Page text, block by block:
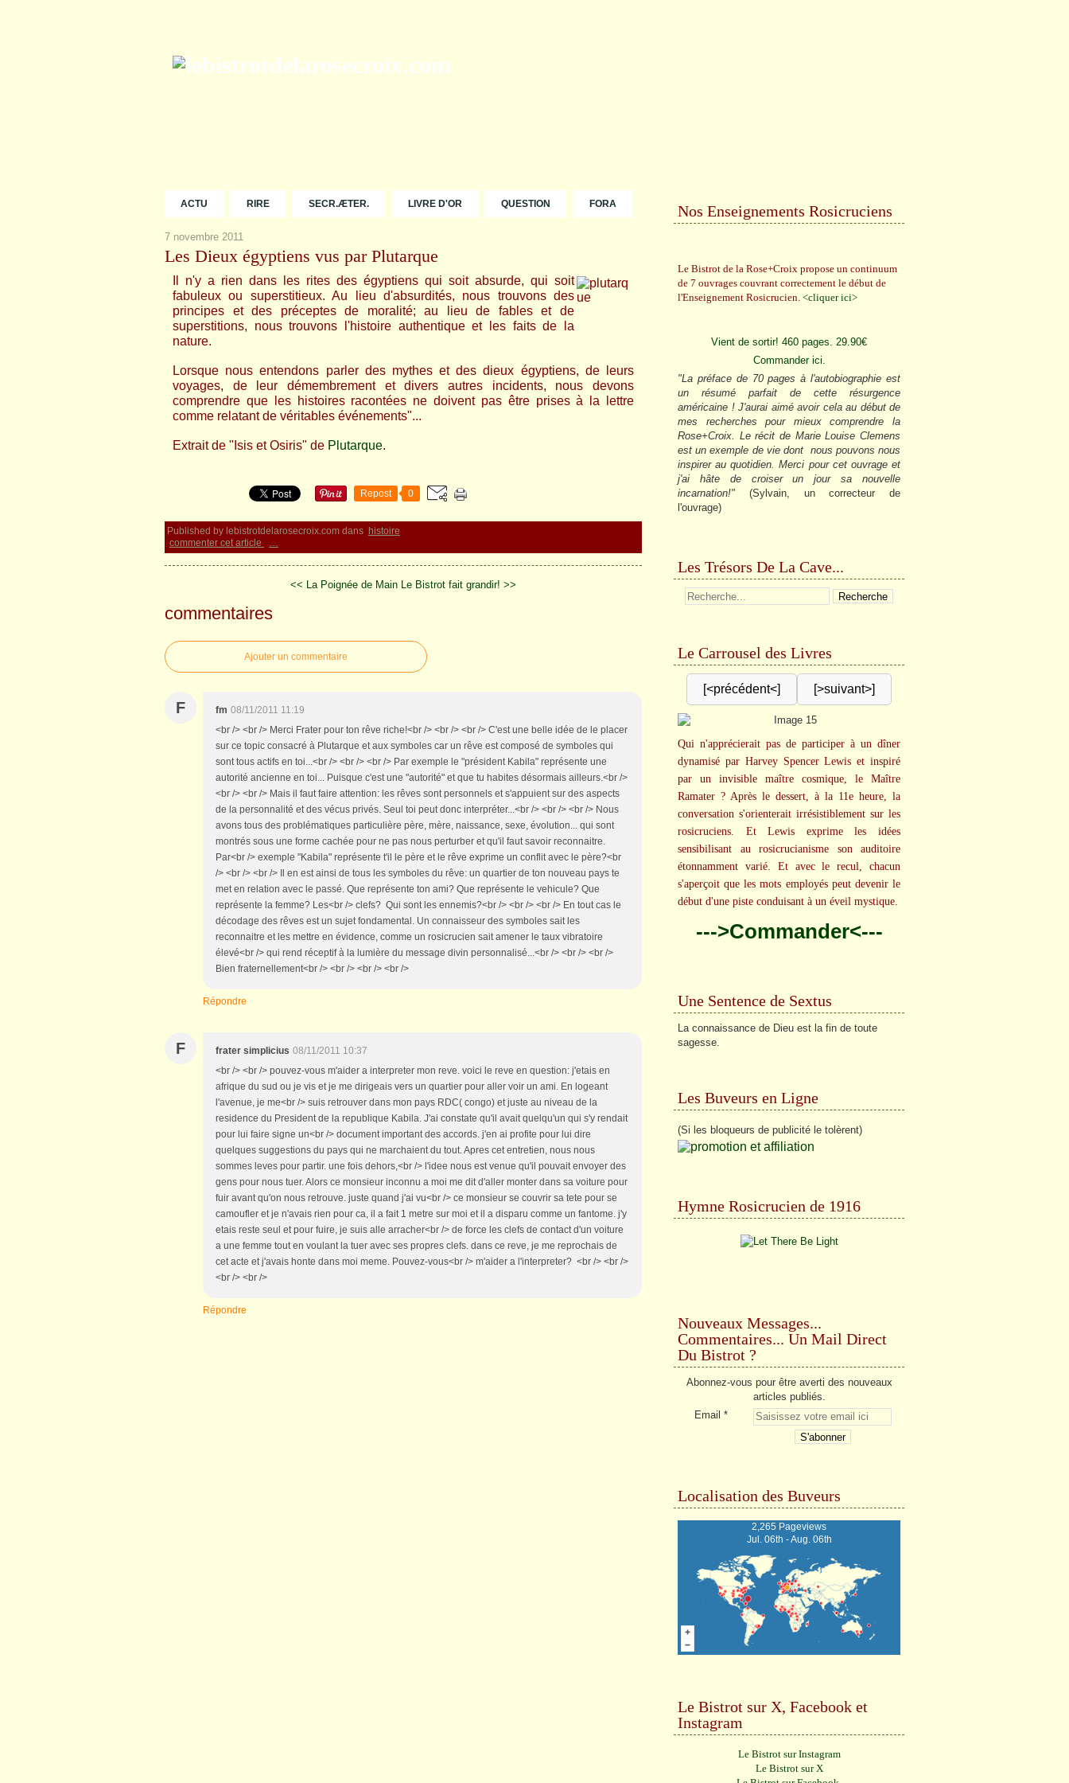
ACTU RIRE SECR.ÆTER. LIVRE D'OR QUESTION FORA
7 novembre 2011
Les Dieux égyptiens vus par Plutarque
Il n'y a rien dans les rites des égyptiens qui soit absurde, qui soit
fabuleux ou superstitieux. Au lieu d'absurdités, nous trouvons des
principes et des préceptes de moralité; au lieu de fables et de
superstitions, nous trouvons l'histoire authentique et les faits de la
nature.
Lorsque nous entendons parler des mythes et des dieux égyptiens, de leurs
voyages, de leur démembrement et divers autres incidents, nous devons
comprendre que les histoires racontées ne doivent pas être prises à la lettre
comme relatant de véritables événements"...
Extrait de "Isis et Osiris" de Plutarque.
Repost 0
Published by lebistrotdelarosecroix.com dans histoire
commenter cet article
…
<< La Poignée de Main Le Bistrot fait grandir! >>
commentaires
Ajouter un commentaire
F fm 08/11/2011 11:19
<br /> <br /> Merci Frater pour ton rêve riche!<br /> <br /> <br /> C'est une belle idée de le placer
sur ce topic consacré à Plutarque et aux symboles car un rêve est composé de symboles qui
sont tous actifs en toi...<br /> <br /> <br /> Par exemple le "président Kabila" représente une
autorité ancienne en toi... Puisque c'est une "autorité" et que tu habites désormais ailleurs.<br />
<br /> <br /> Mais il faut faire attention: les rêves sont personnels et s'appuient sur des aspects
de la personnalité et des vécus privés. Seul toi peut donc interpréter...<br /> <br /> <br /> Nous
avons tous des problématiques particulière père, mère, naissance, sexe, évolution... qui sont
montrés sous une forme cachée pour ne pas nous perturber et qu'il faut savoir reconnaitre.
Par<br /> exemple "Kabila" représente t'il le père et le rêve exprime un conflit avec le père?<br
/> <br /> <br /> Il en est ainsi de tous les symboles du rêve: un quartier de ton nouveau pays te
met en relation avec le passé. Que représente ton ami? Que représente le vehicule? Que
représente la femme? Les<br /> clefs? Qui sont les ennemis?<br /> <br /> <br /> En tout cas le
décodage des rêves est un sujet fondamental. Un connaisseur des symboles sait les
reconnaitre et les mettre en évidence, comme un rosicrucien sait amener le taux vibratoire
élevé<br /> qui rend réceptif à la lumière du message divin personnalisé...<br /> <br /> <br />
Bien fraternellement<br /> <br /> <br /> <br />
Répondre
F frater simplicius 08/11/2011 10:37
<br /> <br /> pouvez-vous m'aider a interpreter mon reve. voici le reve en question: j'etais en
afrique du sud ou je vis et je me dirigeais vers un quartier pour aller voir un ami. En logeant
l'avenue, je me<br /> suis retrouver dans mon pays RDC( congo) et juste au niveau de la
residence du President de la republique Kabila. J'ai constate qu'il avait quelqu'un qui s'y rendait
pour lui faire signe un<br /> document important des accords. j'en ai profite pour lui dire
quelques suggestions du pays qui ne marchaient du tout. Apres cet entretien, nous nous
sommes leves pour partir. une fois dehors,<br /> l'idee nous est venue qu'il pouvait envoyer des
gens pour nous tuer. Alors ce monsieur inconnu a moi me dit d'aller monter dans sa voiture pour
fuir avant qu'on nous retrouve. juste quand j'ai vu<br /> ce monsieur se couvrir sa tete pour se
camoufler et je n'avais rien pour ca, il a fait 1 metre sur moi et il a disparu comme un fantome. j'y
etais reste seul et pour fuire, je suis alle arracher<br /> de force les clefs de contact d'un voiture
a une femme tout en voulant la tuer avec ses propres clefs. dans ce reve, je me reprochais de
cet acte et j'avais honte dans moi meme. Pouvez-vous<br /> m'aider a l'interpreter? <br /> <br />
<br /> <br />
Répondre
Nos Enseignements Rosicruciens
Le Bistrot de la Rose+Croix propose un continuum
de 7 ouvrages couvrant correctement le début de
l'Enseignement Rosicrucien. <cliquer ici>
Vient de sortir! 460 pages. 29.90€
Commander ici.
"La préface de 70 pages à l'autobiographie est
un résumé parfait de cette résurgence
américaine ! J'aurai aimé avoir cela au début de
mes recherches pour mieux comprendre la
Rose+Croix. Le récit de Marie Louise Clemens
est un exemple de vie dont nous pouvons nous
inspirer au quotidien. Merci pour cet ouvrage et
j'ai hâte de croiser un jour sa nouvelle
incarnation!" (Sylvain, un correcteur de
l'ouvrage)
Les Trésors De La Cave...
Le Carrousel des Livres
[<précédent<] [>suivant>]
Qui n'apprécierait pas de participer à un dîner
dynamisé par Harvey Spencer Lewis et inspiré
par un invisible maître cosmique, le Maître
Ramater ? Après le dessert, à la 11e heure, la
conversation s'orienterait irrésistiblement sur les
rosicruciens. Et Lewis exprime les idées
sensibilisant au rosicrucianisme son auditoire
étonnamment varié. Et avec le recul, chacun
s'aperçoit que les mots employés peut devenir le
début d'une piste conduisant à un éveil mystique.
--->Commander<---
Une Sentence de Sextus
La connaissance de Dieu est la fin de toute
sagesse.
Les Buveurs en Ligne
(Si les bloqueurs de publicité le tolèrent)
Hymne Rosicrucien de 1916
Nouveaux Messages...
Commentaires... Un Mail Direct
Du Bistrot ?
Abonnez-vous pour être averti des nouveaux
articles publiés.
Email
Localisation des Buveurs
2,265 Pageviews
Jul. 06th - Aug. 06th
Le Bistrot sur X, Facebook et
Instagram
Le Bistrot sur Instagram
Le Bistrot sur X